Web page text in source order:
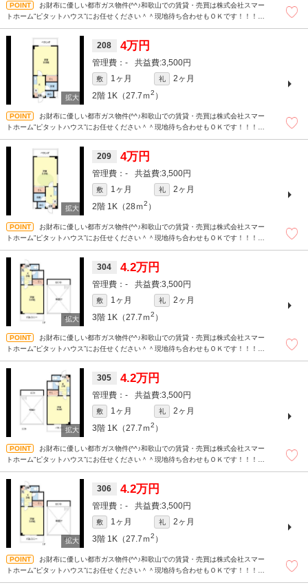
お財布に優しい都市ガス物件(^^♪和歌山での賃貸・売買は株式会社スマー
トホーム”ピタットハウス”にお任せください＾＾現地待ち合わせもＯＫです！！！ま
208 4万円
- 3,500円
敷 1ヶ月 礼
2ヶ月
2階 1K（27.7ｍ2 ）
お財布に優しい都市ガス物件(^^♪和歌山での賃貸・売買は株式会社スマー
トホーム”ピタットハウス”にお任せください＾＾現地待ち合わせもＯＫです！！！ま
209 4万円
- 3,500円
敷 1ヶ月 礼
2ヶ月
2階 1K（28ｍ2 ）
お財布に優しい都市ガス物件(^^♪和歌山での賃貸・売買は株式会社スマー
トホーム”ピタットハウス”にお任せください＾＾現地待ち合わせもＯＫです！！！ま
304 4.2万円
- 3,500円
敷 1ヶ月 礼
2ヶ月
3階 1K（27.7ｍ2 ）
お財布に優しい都市ガス物件(^^♪和歌山での賃貸・売買は株式会社スマー
トホーム”ピタットハウス”にお任せください＾＾現地待ち合わせもＯＫです！！！ま
305 4.2万円
- 3,500円
敷 1ヶ月 礼
2ヶ月
3階 1K（27.7ｍ2 ）
お財布に優しい都市ガス物件(^^♪和歌山での賃貸・売買は株式会社スマー
トホーム”ピタットハウス”にお任せください＾＾現地待ち合わせもＯＫです！！！ま
306 4.2万円
- 3,500円
敷 1ヶ月 礼
2ヶ月
3階 1K（27.7ｍ2 ）
お財布に優しい都市ガス物件(^^♪和歌山での賃貸・売買は株式会社スマー
トホーム”ピタットハウス”にお任せください＾＾現地待ち合わせもＯＫです！！！ま